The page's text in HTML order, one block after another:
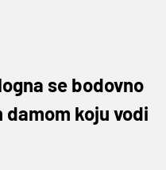
se bodovno
koju vodi